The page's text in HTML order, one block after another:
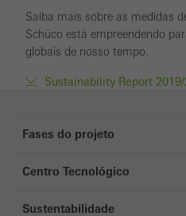
Saiba mais sobre as medidas
Schüco está empreendendo
globais de nosso tempo.
Sustainability Report
Fases do projeto
Centro Tecnológico
Sustentabilidade